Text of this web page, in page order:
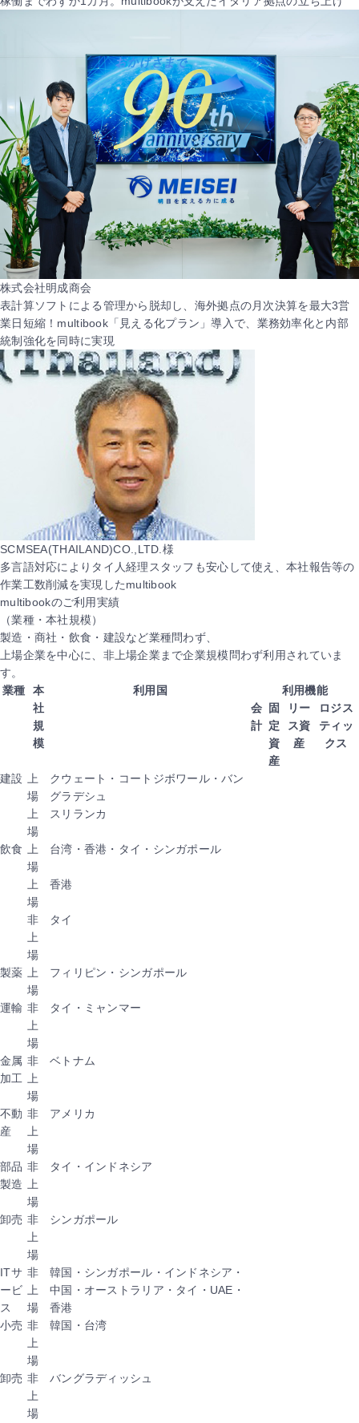
株式会社明成商会
表計算ソフトによる管理から脱却し、海外拠点の月次決算を最大3営
業日短縮！multibook「見える化プラン」導入で、業務効率化と内部
統制強化を同時に実現
SCMSEA(THAILAND)CO.,LTD.様
多言語対応によりタイ人経理スタッフも安心して使え、本社報告等の
作業工数削減を実現したmultibook
multibookのご利用実績
（業種・本社規模）
製造・商社・飲食・建設など業種問わず、
上場企業を中心に、非上場企業まで企業規模問わず利用されていま
す。
業種
本
社
規
模
利用国
利用機能
会
計
固
定
資
産
リー
ス資
産
ロジス
ティッ
クス
建設
上
場
クウェート・コートジボワール・バン
グラデシュ
上
場
スリランカ
飲食
上
場
台湾・香港・タイ・シンガポール
上
場
香港
非
上
場
タイ
製薬
上
場
フィリピン・シンガポール
運輸 非
上
場
タイ・ミャンマー
金属
加工
非
上
場
ベトナム
不動
産
非
上
場
アメリカ
部品
製造
非
上
場
タイ・インドネシア
卸売 非
上
場
シンガポール
ITサ
ービ
ス
非
上
場
韓国・シンガポール・インドネシア・
中国・オーストラリア・タイ・UAE・
香港
小売 非
上
場
韓国・台湾
卸売 非
上
場
バングラディッシュ